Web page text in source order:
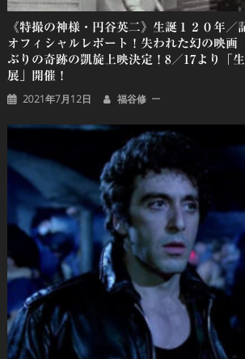
《特撮の神様・円谷英二》生誕１２０年／
オフィシャルレポート！失われた幻の映画
ぶりの奇跡の凱旋上映決定！8／17より「
展」開催！
2021年7月12日 福谷修